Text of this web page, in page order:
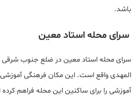
باشد.
سرای محله استاد معین
سرای محله استاد معین در ضلع جنوب شرقی
المهدی واقع است. این مکان فرهنگی
آموزشی را برای ساکنین این محله فراهم